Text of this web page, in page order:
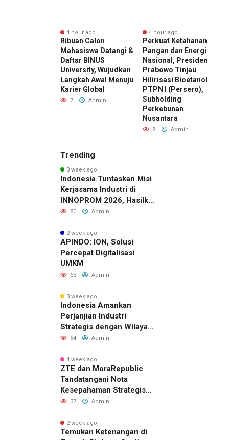
4 hour ago
Ribuan Calon
Mahasiswa Datangi &
Daftar BINUS
University, Wujudkan
Langkah Awal Menuju
Karier Global
7 Admin
4 hour ago
Perkuat Ketahanan
Pangan dan Energi
Nasional, Presiden
Prabowo Tinjau
Hilirisasi Bioetanol
PTPN I (Persero),
Subholding
Perkebunan
Nusantara
8 Admin
Trending
3 week ago
Indonesia Tuntaskan Misi
Kerjasama Industri di
INNOPROM 2026, Hasilkan
Belasan Kerja Sama
80 Admin
2 week ago
APINDO: ION, Solusi
Percepat Digitalisasi
UMKM
63 Admin
3 week ago
Indonesia Amankan
Perjanjian Industri
Strategis dengan Wilayah
Sverdlovsk, Rusia untuk
54 Admin
4 week ago
ZTE dan MoraRepublic
Tandatangani Nota
Kesepahaman Strategis
untuk Memperluas
Indonesia
37 Admin
2 week ago
Temukan Ketenangan di